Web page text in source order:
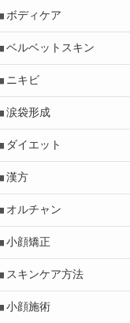
ボディケア
ベルベットスキン
ニキビ
涙袋形成
ダイエット
漢方
オルチャン
小顔矯正
スキンケア方法
小顔施術